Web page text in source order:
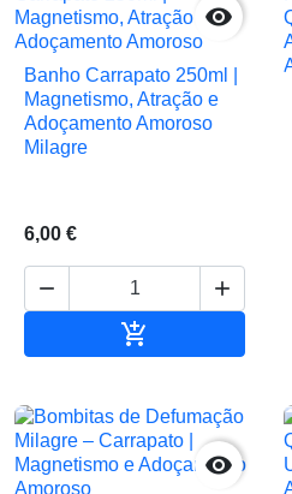

Banho Carrapato 250ml |
Magnetismo, Atração e
Adoçamento Amoroso
Milagre
6,00 €
 

